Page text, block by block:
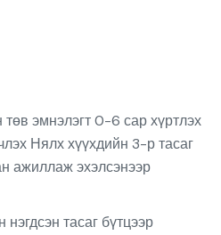
эмнэлэгт 0-6 сар хүртлэх
Нялх хүүхдийн 3-р тасаг
ажиллаж эхэлсэнээр
тасаг бүтцээр